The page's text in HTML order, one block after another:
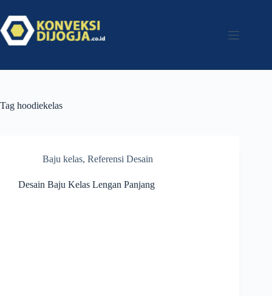
Tag hoodiekelas
Baju kelas, Referensi Desain
Desain Baju Kelas Lengan Panjang